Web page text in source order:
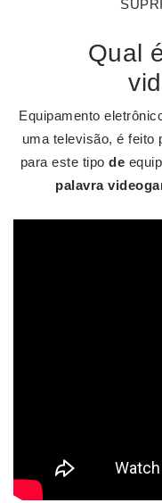
Qual
Equipamento
uma televisão, é feito
para este tipo de
palavra